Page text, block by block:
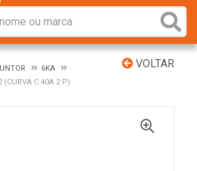
VOLTAR
6KA
(CURVA C 40A 2 P)